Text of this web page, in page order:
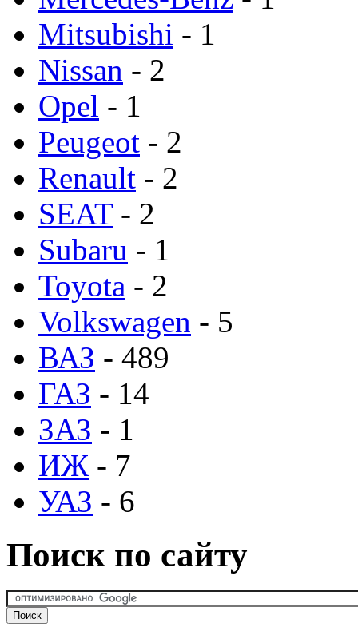
Mitsubishi - 1
Nissan - 2
Opel - 1
Peugeot - 2
Renault - 2
SEAT- 2
Subaru - 1
Toyota - 2
Volkswagen - 5
ВАЗ - 489
ГАЗ - 14
ЗАЗ - 1
ИЖ - 7
УАЗ - 6
Поиск по сайту